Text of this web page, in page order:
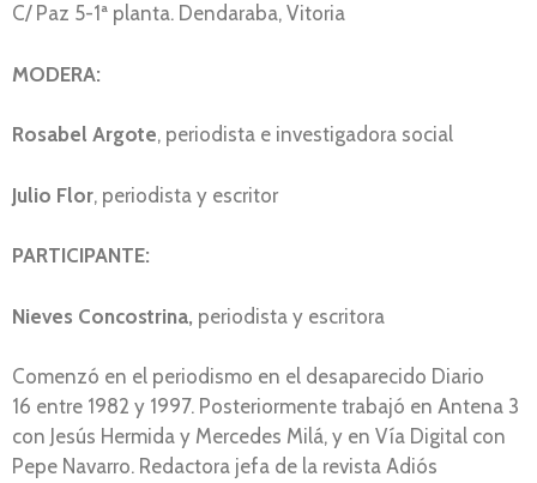
C/ Paz 5-1ª planta. Dendaraba, Vitoria
MODERA:
Rosabel Argote, periodista e investigadora social
Julio Flor, periodista y escritor
PARTICIPANTE:
Nieves Concostrina, periodista y escritora
Comenzó en el periodismo en el desaparecido Diario
16 entre 1982 y 1997. Posteriormente trabajó en Antena 3
con Jesús Hermida y Mercedes Milá, y en Vía Digital con
Pepe Navarro. Redactora jefa de la revista Adiós